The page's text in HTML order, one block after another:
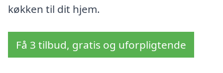
køkken til dit hjem.
Få 3 tilbud, gratis og uforpligtende